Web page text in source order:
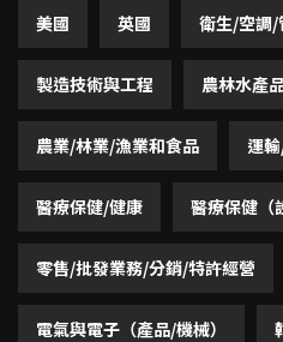
美國 英國 衛生/空調
製造技術與工程 農林水產
農業/林業/漁業和食品 運
醫療保健/健康 醫療保健（
零售/批發業務/分銷/特許經營
電氣與電子（產品/機械）